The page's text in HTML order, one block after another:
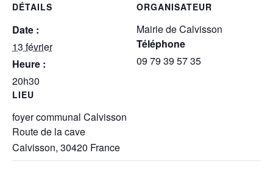
DÉTAILS
Date :
13 février
Heure :
20h30
LIEU
foyer communal Calvisson
Route de la cave
Calvisson, 30420 France
ORGANISATEUR
Mairie de Calvisson
Téléphone
09 79 39 57 35